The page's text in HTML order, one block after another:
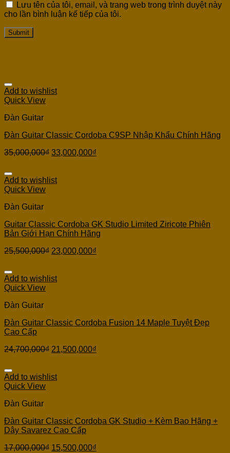
Lưu tên của tôi, email, và trang web trong trình duyệt này
cho lần bình luận kế tiếp của tôi.
Add to wishlist
Quick View
Đàn Guitar
Đàn Guitar Classic Cordoba C9SP Nhập Khẩu Chính Hãng
35,000,000₫ 33,000,000₫
Add to wishlist
Quick View
Đàn Guitar
Guitar Classic Cordoba GK Studio Limited Ziricote Phiên
Bản Giới Hạn Chính Hãng
25,500,000₫ 23,000,000₫
Add to wishlist
Quick View
Đàn Guitar
Đàn Guitar Classic Cordoba Fusion 14 Maple Tuyệt Đẹp
Cao Cấp
24,700,000₫ 21,500,000₫
Add to wishlist
Quick View
Đàn Guitar
Đàn Guitar Classic Cordoba GK Studio + Kèm Bao Hãng +
Dây Savarez Cao Cấp
17,000,000₫ 15,500,000₫